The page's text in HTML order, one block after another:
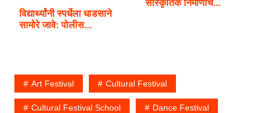
विद्यार्थ्यांनी स्पर्धेला धाडसाने
सामोरे जावे: पोलीस…
Art Festival Cultural Festival
Cultural Festival School Dance Festival